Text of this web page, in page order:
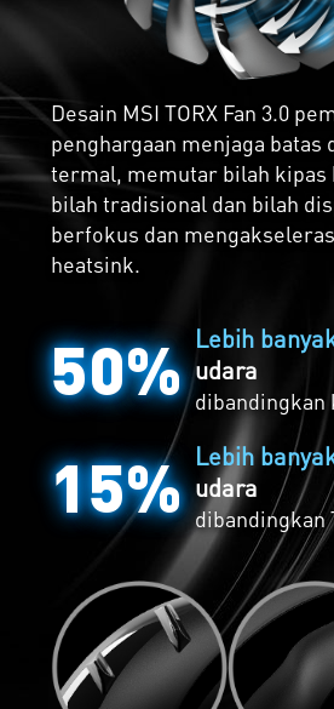
Desain MSI TORX Fan 3.0
penghargaan menjaga
termal, memutar bilah kipas
bilah tradisional dan bilah
berfokus dan
heatsink.
50% Lebih
udara
dibandingkan
15% Lebih
udara
dibandingkan
Chillingly
Zero Frozr seperti suasana
adanya badai, kipas benar-
ketika suhu sudah rendah,
semua suara ketika active
dibutuhkan. Kipas akan
mulai berputar lagi ketika
hangat ketika gaming.